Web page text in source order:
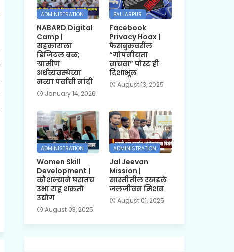
ADMINISTRATION
NABARD Digital
Camp |
सहकाराला
डिजिटल बळ;
ग्रामीण
अर्थव्यवस्थेच्या
नव्या पर्वाची नांदी
January 14, 2026
BALLARPUR
Facebook
Privacy Hoax |
फेसबुकवरील
“गोपनीयता
वाचवा” पोस्ट ही
दिशाभूल
August 13, 2025
ADMINISTRATION
Women Skill
Development |
कौशल्याने घरातच
उभा राहू शकतो
उद्योग
August 03, 2025
ADMINISTRATION
Jal Jeevan
Mission |
सास्तीतील रखडले
जलजीवन मिशन
August 01, 2025